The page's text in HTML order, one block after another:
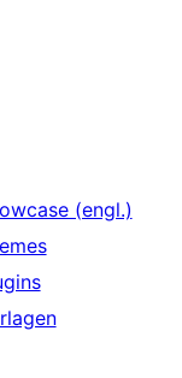
(engl.)